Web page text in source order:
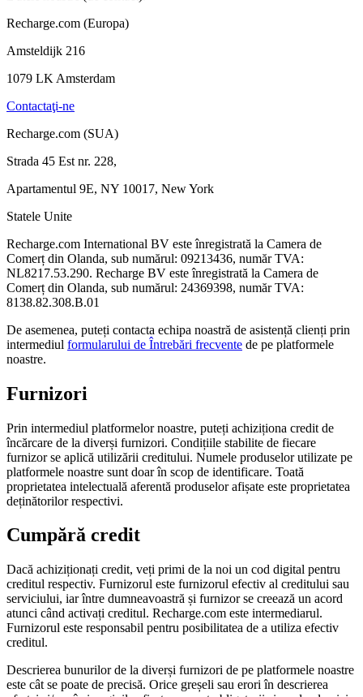
Recharge.com (Europa)
Amsteldijk 216
1079 LK Amsterdam
Contactaţi-ne
Recharge.com (SUA)
Strada 45 Est nr. 228,
Apartamentul 9E, NY 10017, New York
Statele Unite
Recharge.com International BV este înregistrată la Camera de
Comerț din Olanda, sub numărul: 09213436, număr TVA:
NL8217.53.290. Recharge BV este înregistrată la Camera de
Comerț din Olanda, sub numărul: 24369398, număr TVA:
8138.82.308.B.01
De asemenea, puteți contacta echipa noastră de asistență clienți prin
intermediul formularului de Întrebări frecvente de pe platformele
noastre.
Furnizori
Prin intermediul platformelor noastre, puteți achiziționa credit de
încărcare de la diverși furnizori. Condițiile stabilite de fiecare
furnizor se aplică utilizării creditului. Numele produselor utilizate pe
platformele noastre sunt doar în scop de identificare. Toată
proprietatea intelectuală aferentă produselor afișate este proprietatea
deținătorilor respectivi.
Cumpără credit
Dacă achiziționați credit, veți primi de la noi un cod digital pentru
creditul respectiv. Furnizorul este furnizorul efectiv al creditului sau
serviciului, iar între dumneavoastră și furnizor se creează un acord
atunci când activați creditul. Recharge.com este intermediarul.
Furnizorul este responsabil pentru posibilitatea de a utiliza efectiv
creditul.
Descrierea bunurilor de la diverși furnizori de pe platformele noastre
este cât se poate de precisă. Orice greșeli sau erori în descrierea